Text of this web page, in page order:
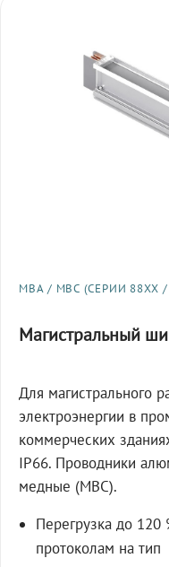
МВА / МВС (СЕРИИ 88XX /
Магистральный
Для магистрального
электроэнергии в
коммерческих
IP66. Проводники
медные (МВС).
Перегрузка до 120
протоколам на тип